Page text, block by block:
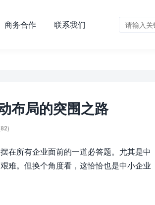
商务合作 联系我们
布局的突围之路
在所有企业面前的一道必答题。尤其是中
难。但换个角度看，这恰恰也是中小企业